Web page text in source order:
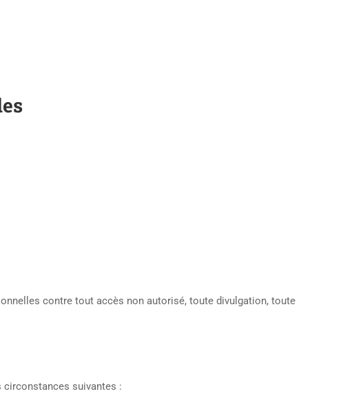
contre tout accès non autorisé, toute divulgation, toute
circonstances suivantes :